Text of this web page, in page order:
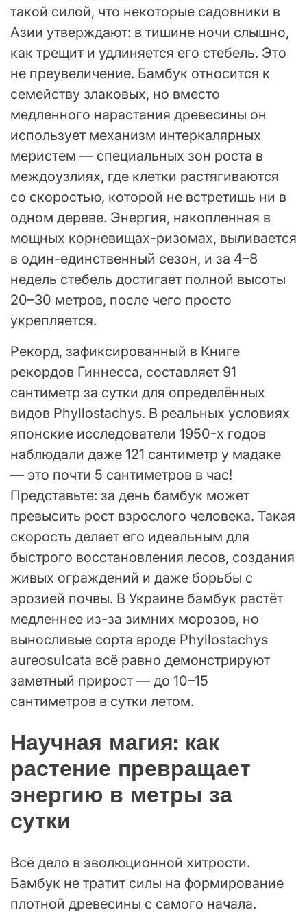
такой силой, что некоторые садовники в
Азии утверждают: в тишине ночи слышно,
как трещит и удлиняется его стебель. Это
не преувеличение. Бамбук относится к
семейству злаковых, но вместо
медленного нарастания древесины он
использует механизм интеркалярных
меристем — специальных зон роста в
междоузлиях, где клетки растягиваются
со скоростью, которой не встретишь ни в
одном дереве. Энергия, накопленная в
мощных корневищах-ризомах, выливается
в один-единственный сезон, и за 4–8
недель стебель достигает полной высоты
20–30 метров, после чего просто
укрепляется.
Рекорд, зафиксированный в Книге
рекордов Гиннесса, составляет 91
сантиметр за сутки для определённых
видов Phyllostachys. В реальных условиях
японские исследователи 1950-х годов
наблюдали даже 121 сантиметр у мадаке
— это почти 5 сантиметров в час!
Представьте: за день бамбук может
превысить рост взрослого человека. Такая
скорость делает его идеальным для
быстрого восстановления лесов, создания
живых ограждений и даже борьбы с
эрозией почвы. В Украине бамбук растёт
медленнее из-за зимних морозов, но
выносливые сорта вроде Phyllostachys
aureosulcata всё равно демонстрируют
заметный прирост — до 10–15
сантиметров в сутки летом.
Научная магия: как
растение превращает
энергию в метры за
сутки
Всё дело в эволюционной хитрости.
Бамбук не тратит силы на формирование
плотной древесины с самого начала.